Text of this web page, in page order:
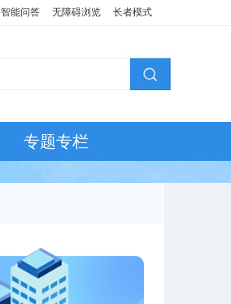
智能问答 无障碍浏览 长者模式
专题专栏